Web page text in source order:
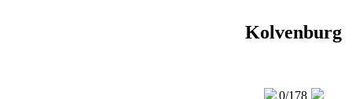
Kolvenburg
0/178